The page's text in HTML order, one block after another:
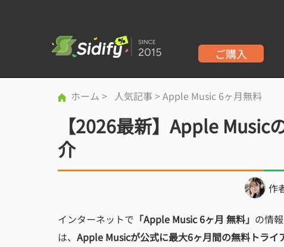
ご購入
ホーム > 人気記事 > Apple Music 6ヶ月無料
【2026最新】Apple
介
作
インターネットで 「Apple Music 6ヶ月 無料」 の情
は、 Apple Musicが公式に最大6ヶ月間の無料トライ